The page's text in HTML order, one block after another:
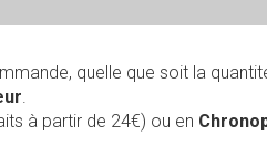
quelle que soit la
.
à partir de 24€) ou en